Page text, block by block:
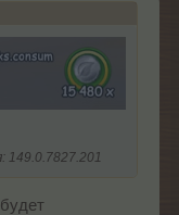
149.0.7827.201